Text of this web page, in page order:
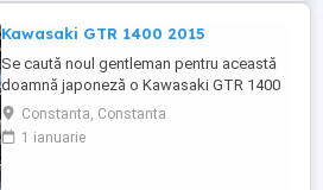
Kawasaki GTR 1400 2015
Se caută noul gentleman pentru această
doamnă japoneză o Kawasaki GTR 1400
care încă întoarce priviri și iubește
kilometrii. A fost răsfățată, întreținută la
timp și tratată cu respect. O dau doar
Constanta, Constanta
1 ianuarie